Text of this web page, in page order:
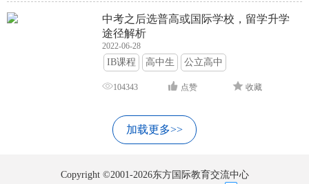
中考之后选普高或国际学校，留学升学
途径解析
2022-06-28
IB课程 高中生 公立高中
104343 点赞 收藏
加载更多>>
Copyright ©2001-2026东方国际教育交流中心